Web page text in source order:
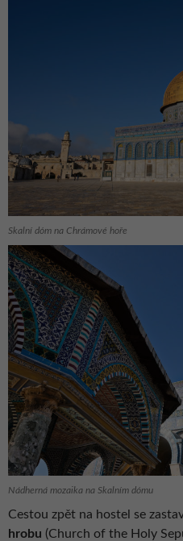
Skalní dóm na Chrámové hoře
Nádherná mozaika na Skalním dómu
Cestou zpět na hostel se
hrobu (Church of the Holy